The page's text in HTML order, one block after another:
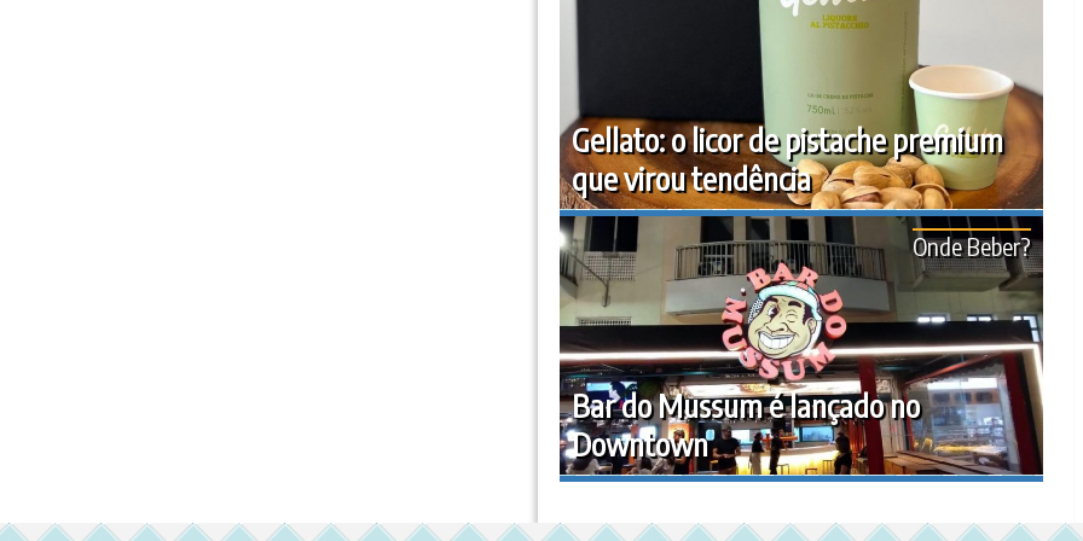
Gellato: o licor de pistache premium
que virou tendência
Bar do Mussum é lançado no
Downtown
Onde Beber?